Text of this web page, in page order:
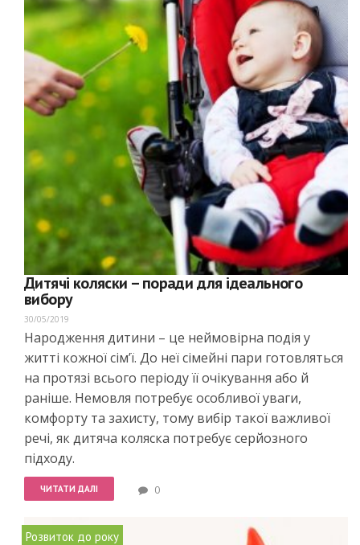
Дитячі коляски – поради для ідеального
вибору
30/05/2019
Народження дитини – це неймовірна подія у
житті кожної сім’ї. До неї сімейні пари готовляться
на протязі всього періоду її очікування або й
раніше. Немовля потребує особливої уваги,
комфорту та захисту, тому вибір такої важливої
речі, як дитяча коляска потребує серйозного
підходу.
ЧИТАТИ ДАЛІ 0
Розвиток до року